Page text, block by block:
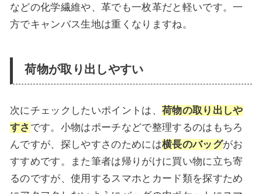
などの化学繊維や、革でも一枚革だと軽いです。一
方でキャンバス生地は重くなりますね。
荷物が取り出しやすい
次にチェックしたいポイントは、荷物の取り出しや
すさ です。小物はポーチなどで整理するのはもちろ
んですが、探しやすさのためには横長のバッグがお
すすめです。また筆者は帰りがけに買い物に立ち寄
るのですが、使用するスマホとカード類を探すため